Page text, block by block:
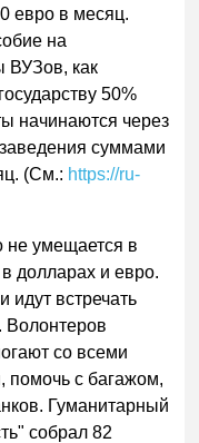
евро в месяц.
на
ВУЗов, как
50%
начинаются через
суммами
(См.: https://ru-
не умещается в
долларах и евро.
идут встречать
Волонтеров
со всеми
помочь с багажом,
Гуманитарный
собрал 82